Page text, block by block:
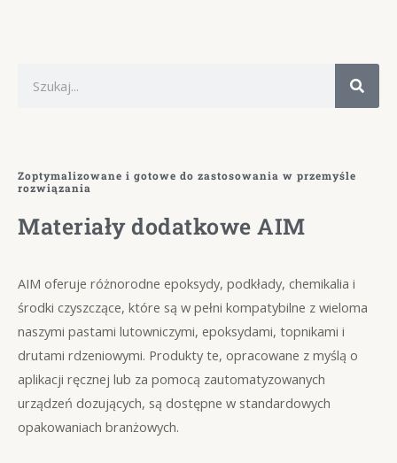
a
j
Zoptymalizowane i gotowe do zastosowania w przemyśle
rozwiązania
Materiały dodatkowe AIM
AIM oferuje różnorodne epoksydy, podkłady, chemikalia i
środki czyszczące, które są w pełni kompatybilne z wieloma
naszymi pastami lutowniczymi, epoksydami, topnikami i
drutami rdzeniowymi. Produkty te, opracowane z myślą o
aplikacji ręcznej lub za pomocą zautomatyzowanych
urządzeń dozujących, są dostępne w standardowych
opakowaniach branżowych.